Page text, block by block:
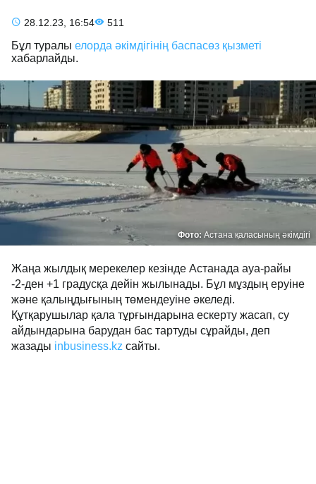
28.12.23, 16:54 511
Бұл туралы елорда әкімдігінің баспасөз қызметі
хабарлайды.
Фото: Астана қаласының әкімдігі
Жаңа жылдық мерекелер кезінде Астанада ауа-райы
-2-ден +1 градусқа дейін жылынады. Бұл мұздың еруіне
және қалыңдығының төмендеуіне әкеледі.
Құтқарушылар қала тұрғындарына ескерту жасап, су
айдындарына барудан бас тартуды сұрайды, деп
жазады inbusiness.kz сайты.